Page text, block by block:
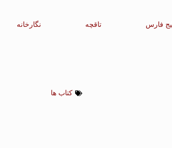
فارس تاقچه نگارخانه
کتاب ها